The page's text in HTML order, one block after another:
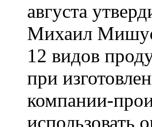
августа
Михаил
12 видов
при
компании-
использовать